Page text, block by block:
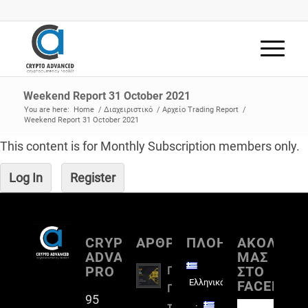
Weekend Report 31 October 2021
You are here: Home / Διαχειριστικό / Αρχείο Trading Report /
Weekend Report 31 October 2021
This content is for Monthly Subscription members only.
Log In Register
CRYPTO
ADVANCED
PRO
95
ΑΡΘΡΟΓΡΑΦΙΑ
Πλήρη
Παρουσίαση
ΠΛΟΗΓΗΣΗ
Ελληνικά
ΜΑΣ
ΣΤΟ